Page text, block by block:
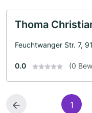
Thoma
Feuchtwanger Str. 7,
0.0 (0
1